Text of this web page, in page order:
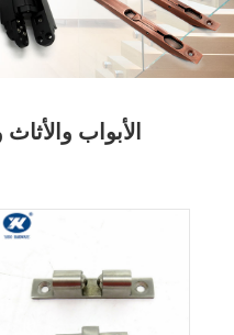
الأبواب